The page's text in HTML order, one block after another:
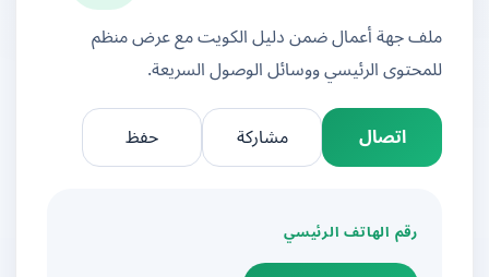
ملف جهة أعمال ضمن دليل الكويت مع عرض منظم
للمحتوى الرئيسي ووسائل الوصول السريعة.
اتصال
مشاركة
رقم الهاتف الرئيسي